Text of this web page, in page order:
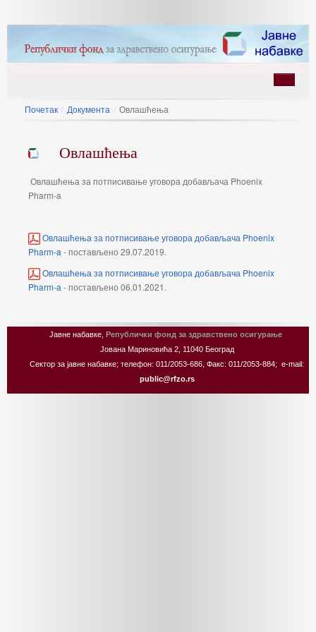
Почетак / Документа / Овлашћења
Овлашћења
Овлашћења за потписивање уговора добављача Phoenix
Pharm-a
Овлашћења за потписивање уговора добављача Phoenix
Pharm-a - постављено 29.07.2019.
Овлашћења за потписивање уговора добављача Phoenix
Pharm-a- постављено 06.01.2021.
Јавне набавке, Републички фонд за здравствено осигурање
Јована Мариновића 2, 11040 Београд
Сектор за јавне набавке; телефон: 011/2053-686, Факс: 011/2053-884; e-mail:
public@rfzo.rs